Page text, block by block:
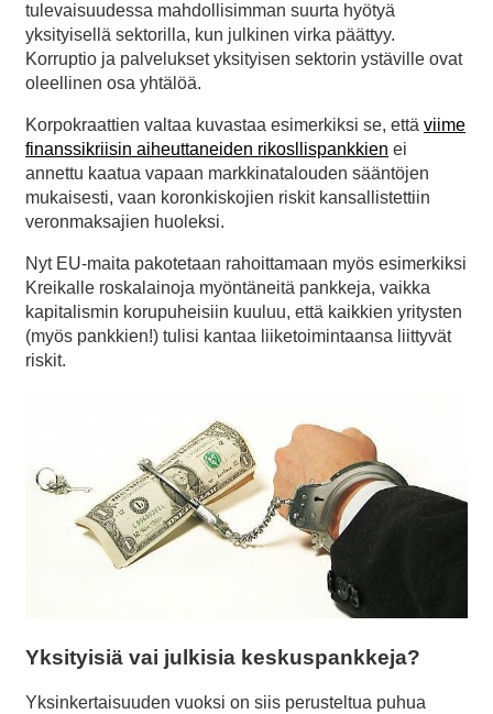
tulevaisuudessa mahdollisimman suurta hyötyä
yksityisellä sektorilla, kun julkinen virka päättyy.
Korruptio ja palvelukset yksityisen sektorin ystäville ovat
oleellinen osa yhtälöä.
Korpokraattien valtaa kuvastaa esimerkiksi se, että viime
finanssikriisin aiheuttaneiden rikosllispankkien ei
annettu kaatua vapaan markkinatalouden sääntöjen
mukaisesti, vaan koronkiskojien riskit kansallistettiin
veronmaksajien huoleksi.
Nyt EU-maita pakotetaan rahoittamaan myös esimerkiksi
Kreikalle roskalainoja myöntäneitä pankkeja, vaikka
kapitalismin korupuheisiin kuuluu, että kaikkien yritysten
(myös pankkien!) tulisi kantaa liiketoimintaansa liittyvät
riskit.
Yksityisiä vai julkisia keskuspankkeja?
Yksinkertaisuuden vuoksi on siis perusteltua puhua